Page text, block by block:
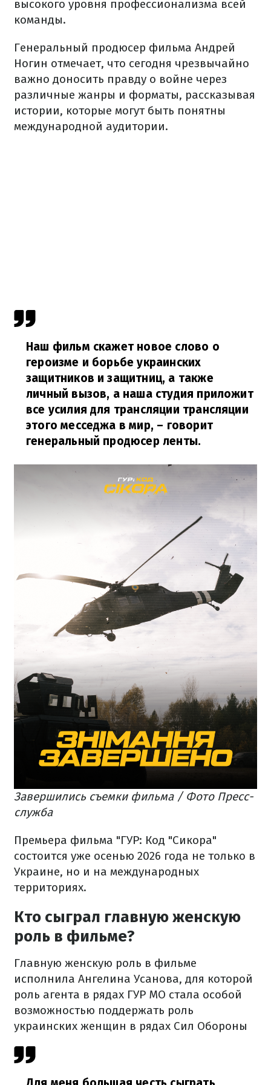
высокого уровня профессионализма всей
команды.
Генеральный продюсер фильма Андрей
Ногин отмечает, что сегодня чрезвычайно
важно доносить правду о войне через
различные жанры и форматы, рассказывая
истории, которые могут быть понятны
международной аудитории.
Наш фильм скажет новое слово о
героизме и борьбе украинских
защитников и защитниц, а также
личный вызов, а наша студия приложит
все усилия для трансляции трансляции
этого месседжа в мир, – говорит
генеральный продюсер ленты.
Завершились съемки фильма / Фото Пресс-
служба
Премьера фильма "ГУР: Код "Сикора"
состоится уже осенью 2026 года не только в
Украине, но и на международных
территориях.
Кто сыграл главную женскую
роль в фильме?
Главную женскую роль в фильме
исполнила Ангелина Усанова, для которой
роль агента в рядах ГУР МО стала особой
возможностью поддержать роль
украинских женщин в рядах Сил Обороны